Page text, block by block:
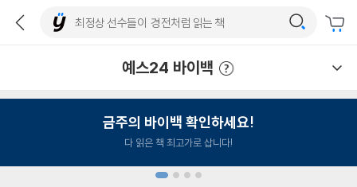
예스24 바이백
금주의 바이백 확인하세요!
다 읽은 책 최고가로 삽니다!